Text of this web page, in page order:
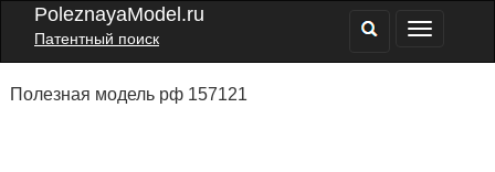
PoleznayaModel.ru
Патентный поиск
Полезная модель рф 157121